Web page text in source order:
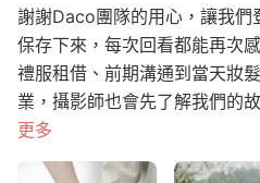
謝謝Daco團隊的用心，讓我
保存下來，每次回看都能再次
禮服租借、前期溝通到當天妝
業，攝影師也會先了解我們的
更多